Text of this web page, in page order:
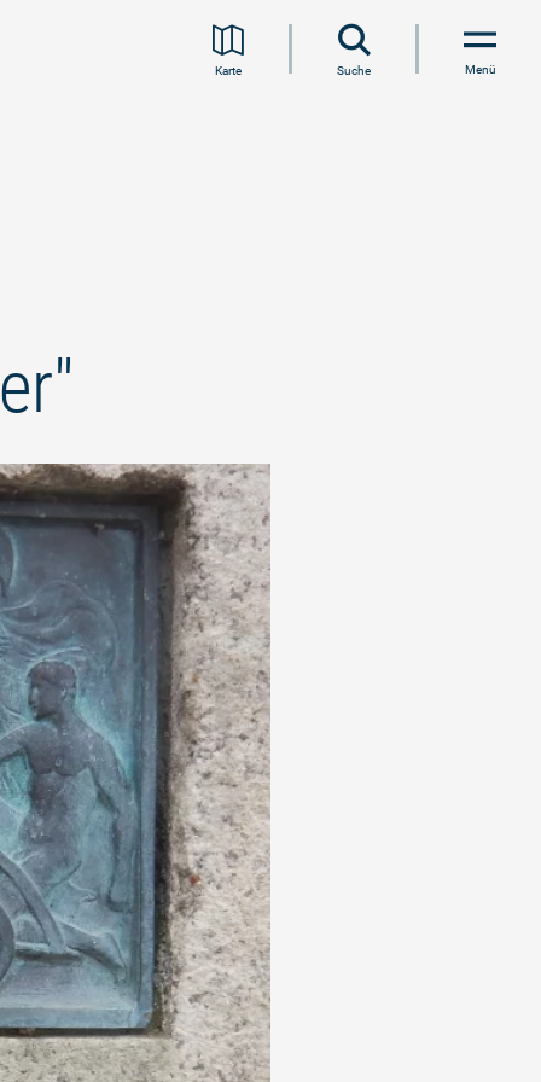
Karte Suche Menü